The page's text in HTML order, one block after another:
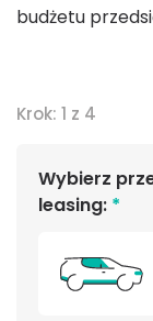
budżetu
Krok: 1 z 4
Wybierz
leasing: *